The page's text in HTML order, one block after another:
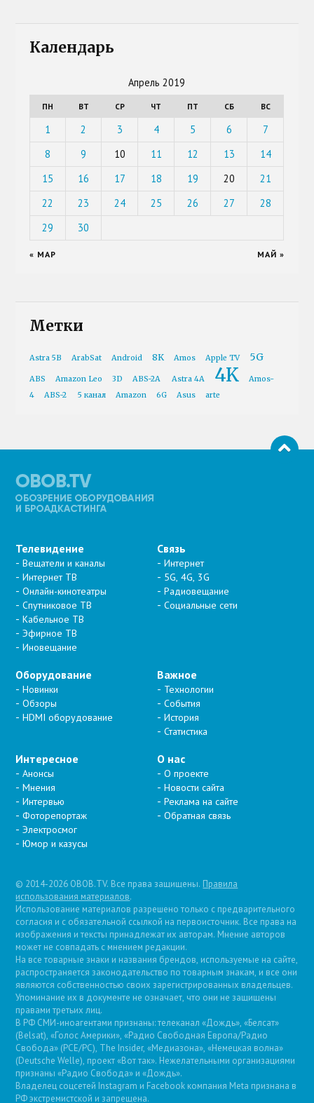
Календарь
Апрель 2019
ПН ВТ СР ЧТ ПТ СБ ВС
1 2 3 4 5 6
7
8
9 10 11 12 13
14
15
16 17 18 19 20
21
22
23 24 25 26 27
28
29
30
« МАР МАЙ »
Метки
Astra 5B ArabSat Android 8K Amos Apple TV 5G
ABS Amazon Leo 3D ABS-2A Astra 4A 4K
Amos-
4
ABS-2 5 канал Amazon 6G Asus arte
Телевидение
Вещатели и каналы
Интернет ТВ
Онлайн-кинотеатры
Спутниковое ТВ
Кабельное ТВ
Эфирное ТВ
Иновещание
Связь
Интернет
5G, 4G, 3G
Радиовещание
Социальные сети
Оборудование
Новинки
Обзоры
HDMI оборудование
Важное
Технологии
События
История
Статистика
Интересное
Анонсы
Мнения
Интервью
Фоторепортаж
Электросмог
Юмор и казусы
О нас
О проекте
Новости сайта
Реклама на сайте
Обратная связь
© 2014-2026 OBOB.TV. Все права защищены. Правила
использования материалов.
Использование материалов разрешено только с предварительного
согласия и с обязательной ссылкой на первоисточник. Все права на
изображения и тексты принадлежат их авторам. Мнение авторов
может не совпадать с мнением редакции.
На все товарные знаки и названия брендов, используемые на сайте,
распространяется законодательство по товарным знакам, и все они
являются собственностью своих зарегистрированных владельцев.
Упоминание их в документе не означает, что они не защищены
правами третьих лиц.
В РФ СМИ-иноагентами признаны: телеканал «Дождь», «Белсат»
(Belsat), «Голос Америки», «Радио Свободная Европа/Радио
Свобода» (PCE/PC), The Insider, «Медиазона», «Немецкая волна»
(Deutsche Welle), проект «Вот так». Нежелательными организациями
признаны «Радио Свобода» и «Дождь».
Владелец соцсетей Instagram и Facebook компания Metа признана в
РФ экстремистской и запрещена.